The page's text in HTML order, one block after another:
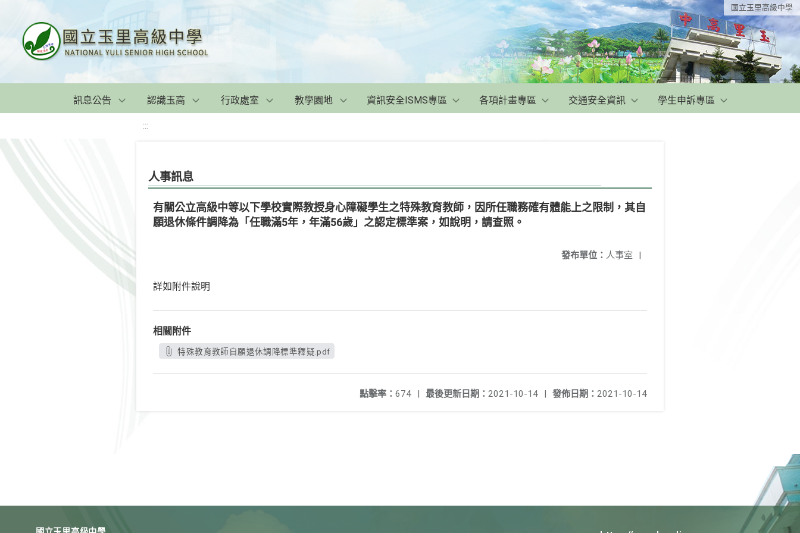
國立玉里高級中學
訊息公告 認識玉高 行政處室 教學園地 資訊安全ISMS專區 各項計畫專區 交通安全資訊 學生申訴專區
:::
人事訊息
有關公立高級中等以下學校實際教授身心障礙學生之特殊教育教師，因所任職務確有體能上之限制，其自
願退休條件調降為「任職滿5年，年滿56歲」之認定標準案，如說明，請查照。
發布單位： 人事室 |
詳如附件說明
相關附件
特殊教育教師自願退休調降標準釋疑.pdf
發佈日期： 2021-10-14
最後更新日期： 2021-10-14 |
點擊率： 674 |